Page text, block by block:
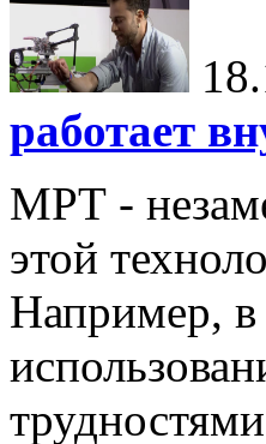
работает
МРТ -
этой
Например, в